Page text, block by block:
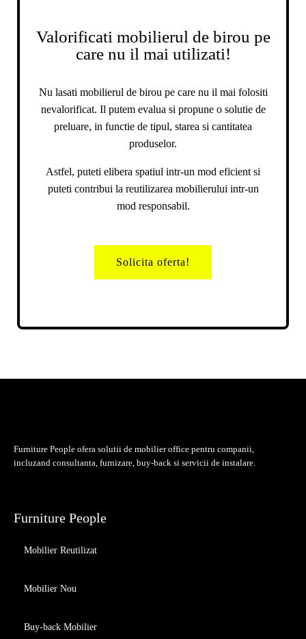
Valorificati mobilierul de birou pe
care nu il mai utilizati!
Nu lasati mobilierul de birou pe care nu il mai folositi
nevalorificat. Il putem evalua si propune o solutie de
preluare, in functie de tipul, starea si cantitatea
produselor.
Astfel, puteti elibera spatiul intr-un mod eficient si
puteti contribui la reutilizarea mobilierului intr-un
mod responsabil.
Solicita oferta!
Furniture People ofera solutii de mobilier office pentru companii,
incluzand consultanta, furnizare, buy-back si servicii de instalare.
Furniture People
Mobilier Reutilizat
Mobilier Nou
Buy-back Mobilier